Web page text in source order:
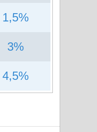
1,5%
3%
4,5%